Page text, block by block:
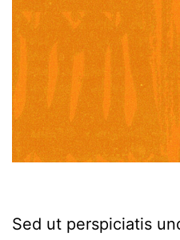
Sed ut perspiciatis